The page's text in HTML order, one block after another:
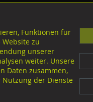
Funktionen für
zu
unserer
weiter. Unsere
Daten zusammen,
der Dienste